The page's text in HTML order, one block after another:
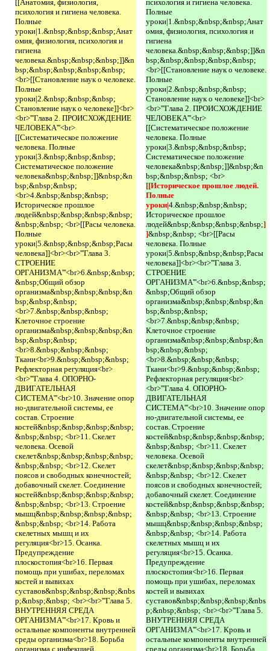
[[Анатомия, физиология,
психология и гигиена человека.
Полные
уроки|1.&nbsp;&nbsp;&nbsp;Анат
омия, физиология, психология и
гигиена
человека.&nbsp;&nbsp;&nbsp;]]&n
bsp;&nbsp;&nbsp;&nbsp;&nbsp;
<br>[[Становление наук о человеке.
Полные
уроки|2.&nbsp;&nbsp;&nbsp;
Становление наук о человеке]]<br>
<br>'''Глава 2. ПРОИСХОЖДЕНИЕ
ЧЕЛОВЕКА'''<br>
[[Систематическое положение
человека. Полные
уроки|3.&nbsp;&nbsp;&nbsp;
Систематическое положение
человека&nbsp;&nbsp;]]&nbsp;&n
bsp;&nbsp;&nbsp;
<br>4.&nbsp;&nbsp;&nbsp;
Историческое прошлое
людей&nbsp;&nbsp;&nbsp;&nbsp;
&nbsp;&nbsp; <br>[[Расы человека.
Полные
уроки|5.&nbsp;&nbsp;&nbsp;Расы
человека]]<br><br>'''Глава 3.
СТРОЕНИЕ
ОРГАНИЗМА'''<br>6.&nbsp;&nbsp;
&nbsp;Общий обзор
организма&nbsp;&nbsp;&nbsp;&n
bsp;&nbsp;&nbsp;
<br>7.&nbsp;&nbsp;&nbsp;
Клеточное строение
организма&nbsp;&nbsp;&nbsp;&n
bsp;&nbsp;&nbsp;
<br>8.&nbsp;&nbsp;&nbsp;
Ткани<br>9.&nbsp;&nbsp;&nbsp;
Рефлекторная регуляция<br>
<br>'''Глава 4. ОПОРНО-
ДВИГАТЕЛЬНАЯ
СИСТЕМА'''<br>10. Значение опор
но-двигательной системы, ее
состав. Строение
костей&nbsp;&nbsp;&nbsp;&nbsp;
&nbsp;&nbsp; <br>11. Скелет
человека. Осевой
скелет&nbsp;&nbsp;&nbsp;&nbsp;
&nbsp;&nbsp; <br>12. Скелет
поясов и свободных конечностей;
добавочный скелет. Соединение
костей&nbsp;&nbsp;&nbsp;&nbsp;
&nbsp;&nbsp; <br>13. Строение
мышц&nbsp;&nbsp;&nbsp;&nbsp;
&nbsp;&nbsp; <br>14. Работа
скелетных мышц и их
регуляция<br>15. Осанка.
Предупреждение
плоскостопия<br>16. Первая
помощь при ушибах, переломах
костей и вывихах
суставов&nbsp;&nbsp;&nbsp;&nbs
p;&nbsp;&nbsp; <br><br>'''Глава 5.
ВНУТРЕННЯЯ СРЕДА
ОРГАНИЗМА'''<br>17. Кровь и
остальные компоненты внутренней
среды организма<br>18. Борьба
организма с инфекцией.
психология и гигиена человека.
Полные
уроки|1.&nbsp;&nbsp;&nbsp;Анат
омия, физиология, психология и
гигиена
человека.&nbsp;&nbsp;&nbsp;]]&n
bsp;&nbsp;&nbsp;&nbsp;&nbsp;
<br>[[Становление наук о человеке.
Полные
уроки|2.&nbsp;&nbsp;&nbsp;
Становление наук о человеке]]<br>
<br>'''Глава 2. ПРОИСХОЖДЕНИЕ
ЧЕЛОВЕКА'''<br>
[[Систематическое положение
человека. Полные
уроки|3.&nbsp;&nbsp;&nbsp;
Систематическое положение
человека&nbsp;&nbsp;]]&nbsp;&n
bsp;&nbsp;&nbsp; <br>
[[Историческое прошлое людей.
Полные
уроки|4.&nbsp;&nbsp;&nbsp;
Историческое прошлое
людей&nbsp;&nbsp;&nbsp;&nbsp;]
]&nbsp;&nbsp; <br>[[Расы
человека. Полные
уроки|5.&nbsp;&nbsp;&nbsp;Расы
человека]]<br><br>'''Глава 3.
СТРОЕНИЕ
ОРГАНИЗМА'''<br>6.&nbsp;&nbsp;
&nbsp;Общий обзор
организма&nbsp;&nbsp;&nbsp;&n
bsp;&nbsp;&nbsp;
<br>7.&nbsp;&nbsp;&nbsp;
Клеточное строение
организма&nbsp;&nbsp;&nbsp;&n
bsp;&nbsp;&nbsp;
<br>8.&nbsp;&nbsp;&nbsp;
Ткани<br>9.&nbsp;&nbsp;&nbsp;
Рефлекторная регуляция<br>
<br>'''Глава 4. ОПОРНО-
ДВИГАТЕЛЬНАЯ
СИСТЕМА'''<br>10. Значение опор
но-двигательной системы, ее
состав. Строение
костей&nbsp;&nbsp;&nbsp;&nbsp;
&nbsp;&nbsp; <br>11. Скелет
человека. Осевой
скелет&nbsp;&nbsp;&nbsp;&nbsp;
&nbsp;&nbsp; <br>12. Скелет
поясов и свободных конечностей;
добавочный скелет. Соединение
костей&nbsp;&nbsp;&nbsp;&nbsp;
&nbsp;&nbsp; <br>13. Строение
мышц&nbsp;&nbsp;&nbsp;&nbsp;
&nbsp;&nbsp; <br>14. Работа
скелетных мышц и их
регуляция<br>15. Осанка.
Предупреждение
плоскостопия<br>16. Первая
помощь при ушибах, переломах
костей и вывихах
суставов&nbsp;&nbsp;&nbsp;&nbs
p;&nbsp;&nbsp; <br><br>'''Глава 5.
ВНУТРЕННЯЯ СРЕДА
ОРГАНИЗМА'''<br>17. Кровь и
остальные компоненты внутренней
среды организма<br>18. Борьба